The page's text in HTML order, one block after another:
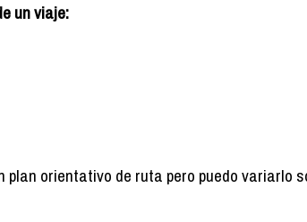
un viaje:
plan orientativo de ruta pero puedo variarlo